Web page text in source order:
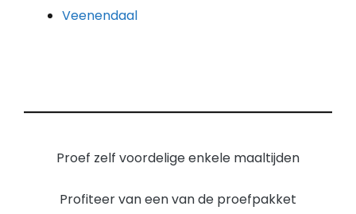
Veenendaal
Proef zelf voordelige enkele maaltijden
Profiteer van een van de proefpakket